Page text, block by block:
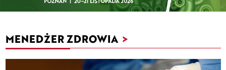
MENEDŻER ZDROWIA >